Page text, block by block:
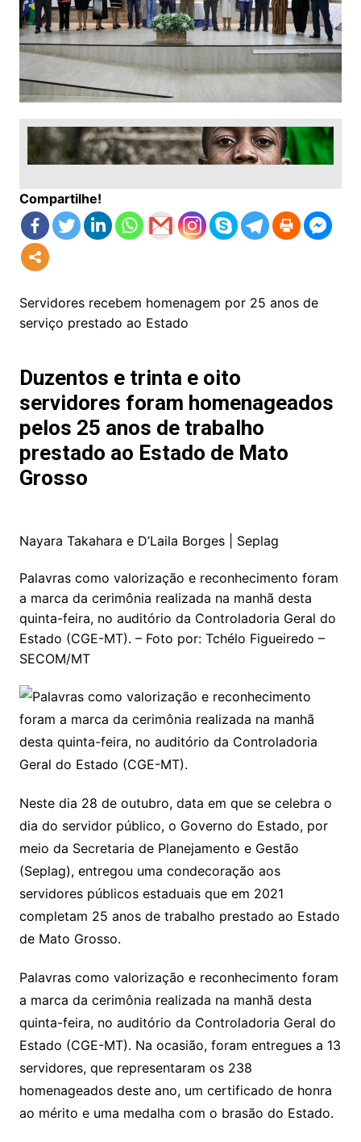
Compartilhe!
Servidores recebem homenagem por 25 anos de
serviço prestado ao Estado
Duzentos e trinta e oito
servidores foram homenageados
pelos 25 anos de trabalho
prestado ao Estado de Mato
Grosso
Nayara Takahara e D’Laila Borges | Seplag
Palavras como valorização e reconhecimento foram
a marca da cerimônia realizada na manhã desta
quinta-feira, no auditório da Controladoria Geral do
Estado (CGE-MT). – Foto por: Tchélo Figueiredo –
SECOM/MT
Neste dia 28 de outubro, data em que se celebra o
dia do servidor público, o Governo do Estado, por
meio da Secretaria de Planejamento e Gestão
(Seplag), entregou uma condecoração aos
servidores públicos estaduais que em 2021
completam 25 anos de trabalho prestado ao Estado
de Mato Grosso.
Palavras como valorização e reconhecimento foram
a marca da cerimônia realizada na manhã desta
quinta-feira, no auditório da Controladoria Geral do
Estado (CGE-MT). Na ocasião, foram entregues a 13
servidores, que representaram os 238
homenageados deste ano, um certificado de honra
ao mérito e uma medalha com o brasão do Estado.